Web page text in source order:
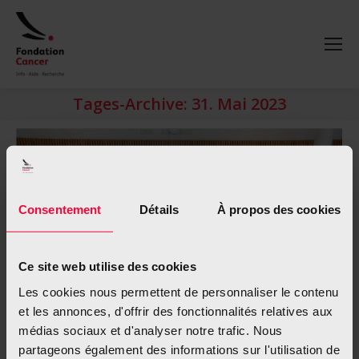
Consentement Détails À propos des cookies
Ce site web utilise des cookies
Les cookies nous permettent de personnaliser le contenu
et les annonces, d'offrir des fonctionnalités relatives aux
médias sociaux et d'analyser notre trafic. Nous
partageons également des informations sur l'utilisation de
Tages-Archive: 31. Mai 2023